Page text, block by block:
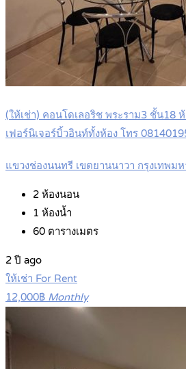
(ให้เช่า) คอนโดเลอริช พระราม3 ชั้น18
เฟอร์นิเจอร์บิ้วอินท์ทั้งห้อง โทร
แขวงช่องนนทรี เขตยานนาวา กรุงเทพม
2 ห้องนอน
1 ห้องน้ำ
60 ตารางเมตร
2 ปี ago
ให้เช่า For Rent
12,000฿ Monthly